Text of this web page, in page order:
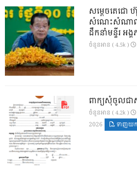
សម្តេចតេជោ
សំណេះសំណាលជ
ដឹកនាំមន្ទីរ អង្គ
ចំនួនអាន ( 4.5k )
ពាក្យសុំចូលជ
ចំនួនអាន ( 4.2k )
2026
ទាញយក